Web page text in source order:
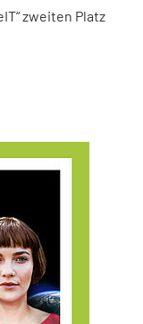
zweiten Platz